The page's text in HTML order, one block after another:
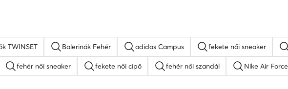
TWINSET Balerinák Fehér adidas Campus fekete női sneaker
fehér női sneaker fekete női cipő fehér női szandál Nike Air Force